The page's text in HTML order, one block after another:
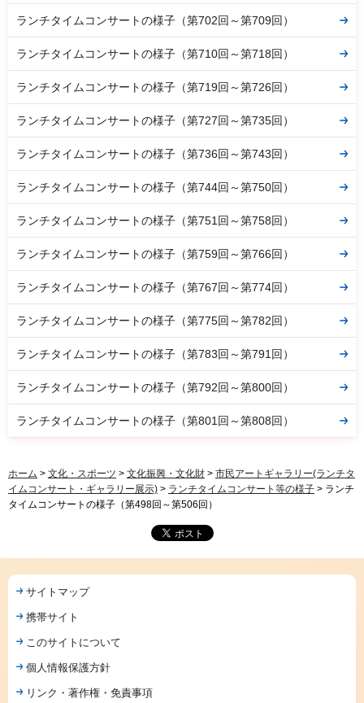
ランチタイムコンサートの様子（第702回～第709回）
ランチタイムコンサートの様子（第710回～第718回）
ランチタイムコンサートの様子（第719回～第726回）
ランチタイムコンサートの様子（第727回～第735回）
ランチタイムコンサートの様子（第736回～第743回）
ランチタイムコンサートの様子（第744回～第750回）
ランチタイムコンサートの様子（第751回～第758回）
ランチタイムコンサートの様子（第759回～第766回）
ランチタイムコンサートの様子（第767回～第774回）
ランチタイムコンサートの様子（第775回～第782回）
ランチタイムコンサートの様子（第783回～第791回）
ランチタイムコンサートの様子（第792回～第800回）
ランチタイムコンサートの様子（第801回～第808回）
ホーム > 文化・スポーツ > 文化振興・文化財 > 市民アートギャラリー(ランチタ
イムコンサート・ギャラリー展示) > ランチタイムコンサート等の様子 > ランチ
タイムコンサートの様子（第498回～第506回）
サイトマップ
携帯サイト
このサイトについて
個人情報保護方針
リンク・著作権・免責事項